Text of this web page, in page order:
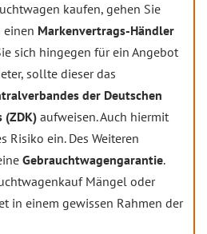
kaufen, gehen Sie
einen Markenvertrags-Händler
sich hingegen für ein Angebot
sollte dieser das
der Deutschen
(ZDK) aufweisen. Auch hiermit
Risiko ein. Des Weiteren
Gebrauchtwagengarantie.
Mängel oder
in einem gewissen Rahmen der